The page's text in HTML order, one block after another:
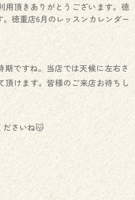
用頂きありがとうございます。徳
徳重店6月のレッスンカレンダー
期ですね。当店では天候に左右さ
頂けます。皆様のご来店お待ちし
ださいね😽